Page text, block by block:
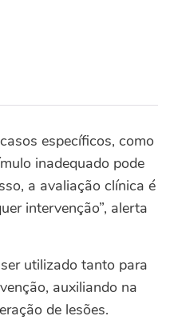
específicos, como
inadequado pode
a avaliação clínica é
intervenção”, alerta
utilizado tanto para
auxiliando na
de lesões.